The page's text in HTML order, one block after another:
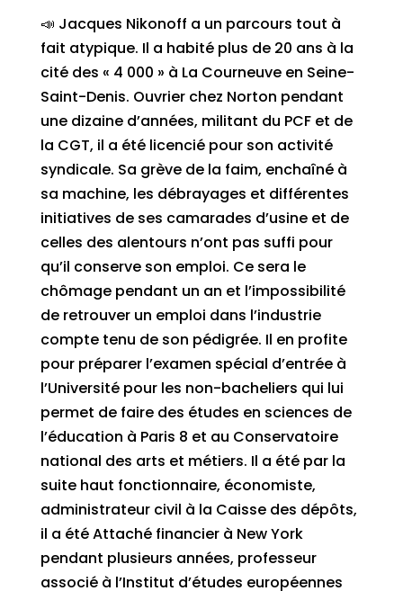
📣 Jacques Nikonoff a un parcours tout à
fait atypique. Il a habité plus de 20 ans à la
cité des « 4 000 » à La Courneuve en Seine-
Saint-Denis. Ouvrier chez Norton pendant
une dizaine d’années, militant du PCF et de
la CGT, il a été licencié pour son activité
syndicale. Sa grève de la faim, enchaîné à
sa machine, les débrayages et différentes
initiatives de ses camarades d’usine et de
celles des alentours n’ont pas suffi pour
qu’il conserve son emploi. Ce sera le
chômage pendant un an et l’impossibilité
de retrouver un emploi dans l’industrie
compte tenu de son pédigrée. Il en profite
pour préparer l’examen spécial d’entrée à
l’Université pour les non-bacheliers qui lui
permet de faire des études en sciences de
l’éducation à Paris 8 et au Conservatoire
national des arts et métiers. Il a été par la
suite haut fonctionnaire, économiste,
administrateur civil à la Caisse des dépôts,
il a été Attaché financier à New York
pendant plusieurs années, professeur
associé à l’Institut d’études européennes